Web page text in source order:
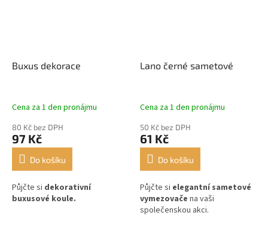
Buxus dekorace
Cena za 1 den pronájmu
80 Kč bez DPH
97 Kč
Do košíku
Půjčte si dekorativní
buxusové koule.
Lano černé sametové
Cena za 1 den pronájmu
50 Kč bez DPH
61 Kč
Do košíku
Půjčte si elegantní sametové
vymezovače na vaši
společenskou akci.